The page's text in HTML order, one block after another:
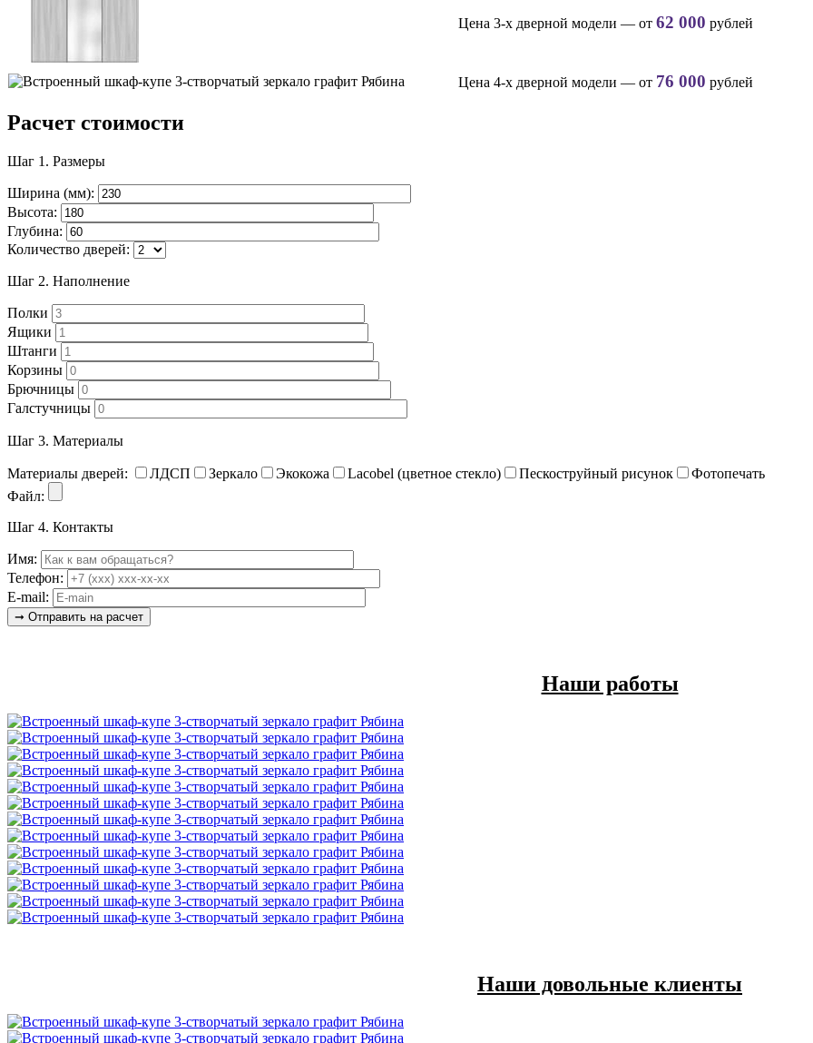
Цена 3-х дверной модели — от 62 000 рублей
Цена 4-х дверной модели — от 76 000 рублей
Расчет стоимости
Шаг 1. Размеры
Ширина (мм):
Высота:
Глубина:
Количество дверей:
Шаг 2. Наполнение
Полки
Ящики
Штанги
Корзины
Брючницы
Галстучницы
Шаг 3. Материалы
Материалы дверей: ЛДСП Зеркало Экокожа Lacobel (цветное стекло) Пескоструйный рисунок
Фотопечать
Файл:
Шаг 4. Контакты
Имя:
Телефон:
E-mail:
Наши работы
Наши довольные клиенты